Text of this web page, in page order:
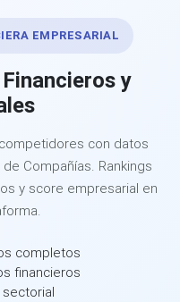
EMPRESARIAL
y
con datos
Compañías. Rankings
y score empresarial en
completos
financieros